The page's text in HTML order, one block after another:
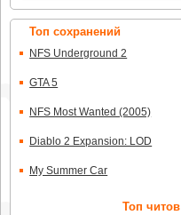
Топ сохранений
NFS Underground 2
GTA 5
NFS Most Wanted (2005)
Diablo 2 Expansion: LOD
My Summer Car
Топ читов